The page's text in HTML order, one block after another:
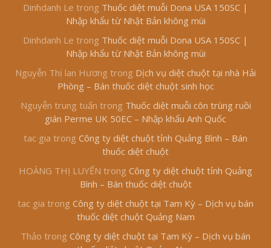
Dinhdanh Le trong Thuốc diệt muỗi Dona USA 150SC |
Nhập khẩu từ Nhật Bản không mùi
Dinhdanh Le trong Thuốc diệt muỗi Dona USA 150SC |
Nhập khẩu từ Nhật Bản không mùi
Nguyễn Thị lan Hương trong Dịch vụ diệt chuột tại nhà Hải
Phòng – Bán thuốc diệt chuột sinh học
Nguyễn trung tuấn trong Thuốc diệt muỗi côn trùng ruồi
gián Perme UK 50EC – Nhập khẩu Anh Quốc
tac gia trong Công ty diệt chuột tỉnh Quảng Bình – Bán
thuốc diệt chuột
HOÀNG THỊ LUYẾN trong Công ty diệt chuột tỉnh Quảng
Bình – Bán thuốc diệt chuột
tac gia trong Công ty diệt chuột tại Tam Kỳ – Dịch vụ bán
thuốc diệt chuột Quảng Nam
Thảo trong Công ty diệt chuột tại Tam Kỳ – Dịch vụ bán